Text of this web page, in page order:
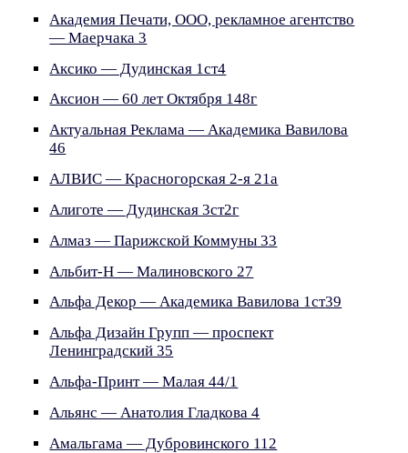
Академия Печати, ООО, рекламное агентство
— Маерчака 3
Аксико — Дудинская 1ст4
Аксион — 60 лет Октября 148г
Актуальная Реклама — Академика Вавилова
46
АЛВИС — Красногорская 2-я 21а
Алиготе — Дудинская 3ст2г
Алмаз — Парижской Коммуны 33
Альбит-Н — Малиновского 27
Альфа Декор — Академика Вавилова 1ст39
Альфа Дизайн Групп — проспект
Ленинградский 35
Альфа-Принт — Малая 44/1
Альянс — Анатолия Гладкова 4
Амальгама — Дубровинского 112